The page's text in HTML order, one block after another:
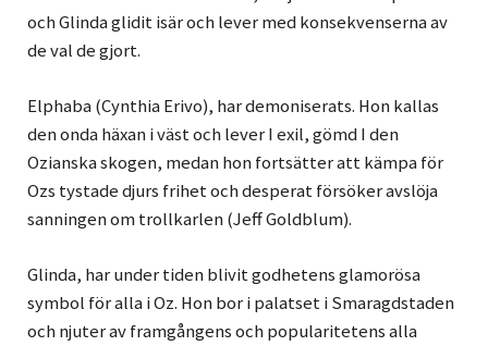
och Glinda glidit isär och lever med konsekvenserna av
de val de gjort.
Elphaba (Cynthia Erivo), har demoniserats. Hon kallas
den onda häxan i väst och lever I exil, gömd I den
Ozianska skogen, medan hon fortsätter att kämpa för
Ozs tystade djurs frihet och desperat försöker avslöja
sanningen om trollkarlen (Jeff Goldblum).
Glinda, har under tiden blivit godhetens glamorösa
symbol för alla i Oz. Hon bor i palatset i Smaragdstaden
och njuter av framgångens och popularitetens alla